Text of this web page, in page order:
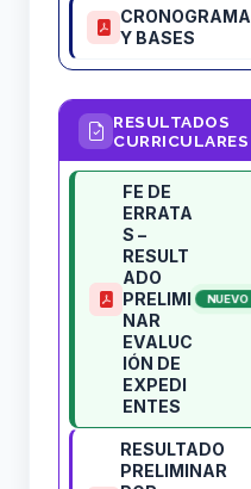
CRONOGRAMA
Y BASES
RESULTADOS
CURRICULARES
FE DE
ERRATA
S –
RESULT
ADO
PRELIMI
NAR
EVALUC
IÓN DE
EXPEDI
ENTES
NUEVO
RESULTADO
PRELIMINAR